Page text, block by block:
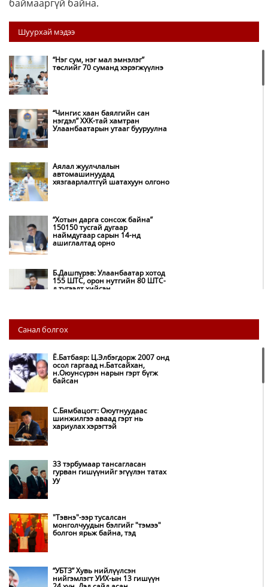
баймааргүй байна.
Шуурхай мэдээ
“Нэг сум, нэг мал эмнэлэг”
төслийг 70 суманд хэрэгжүүлнэ
“Чингис хаан баялгийн сан
нэгдэл” ХХК-тай хамтран
Улаанбаатарын утааг бууруулна
Аялал жуулчлалын
автомашинуудад
хязгаарлалтгүй шатахуун олгоно
“Хотын дарга сонсож байна”
150150 тусгай дугаар
наймдугаар сарын 14-нд
ашиглалтад орно
Б.Дашпүрэв: Улаанбаатар хотод
155 ШТС, орон нутгийн 80 ШТС-
д түгээлт хийсэн
НИТХ: Багануур ХК-ийг түшиглэн
нүүрс-пиролизийн үйлдвэр
байгуулж, ирэх оноос хагас кокс
Амаргүй цаг үеийг ирэх
НИТХ-ын төлөөлөгчид COP17
Монгол Улс “COP17”-д “Тал
Нөөцийн махны худалдаа,
Санал болгох
Ё.Батбаяр: Ц.Элбэгдорж 2007 онд
осол гаргаад н.Батсайхан,
н.Оюунсүрэн нарын гэрт бүгж
байсан
С.Бямбацогт: Оюутнуудаас
шинжилгээ аваад гэрт нь
хариулах хэрэгтэй
33 тэрбумаар тансагласан
гурван гишүүнийг эгүүлэн татах
уу
"Тэвнэ"-ээр тусалсан
монголчуудын бэлгийг "тэмээ"
болгон ярьж байна, тэд
“УБТЗ” Хувь нийлүүлсэн
нийгэмлэгт УИХ-ын 13 гишүүн